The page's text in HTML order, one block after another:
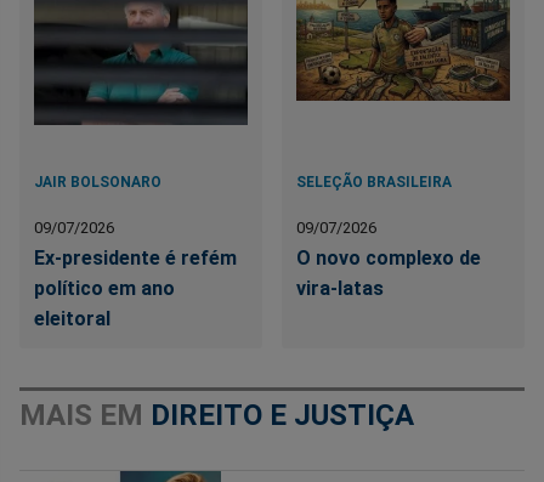
JAIR BOLSONARO
09/07/2026
Ex-presidente é refém
político em ano
eleitoral
SELEÇÃO BRASILEIRA
09/07/2026
O novo complexo de
vira-latas
MAIS EM DIREITO E JUSTIÇA